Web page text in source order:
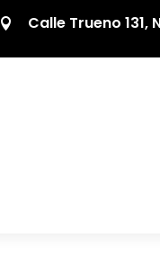
 Calle Trueno 131,